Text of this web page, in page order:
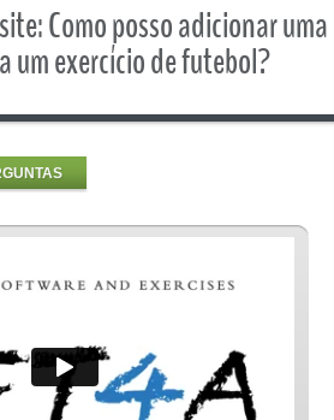
Como posso adicionar uma
um exercício de futebol?